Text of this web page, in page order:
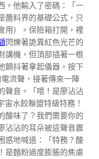
。他輸入了密碼：「一
醬料界的基礎公式，只
用）。保險箱打開，裡
閃爍著詭異紅色光芒的
講機，但頂部插著一根
顫抖著拿起儀器，按下
流聲，接著傳來一陣
聲音。「喂！是廖沾沾
水餃聯盟特級特務！
酸味了？我們需要你的
沾沾的耳朵被這聲音震
惑地喊道：「特務？酸
是麵粉過度膨脹的焦慮